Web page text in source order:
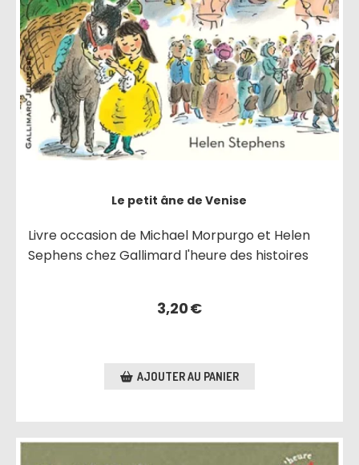
Le petit âne de Venise
Livre occasion de Michael Morpurgo et Helen
Sephens chez Gallimard l'heure des histoires
3,20€
AJOUTER AU PANIER